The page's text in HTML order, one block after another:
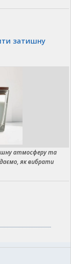
затишну
атмосферу та
як вибрати